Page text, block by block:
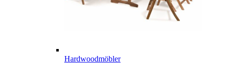
Hardwoodmöbler